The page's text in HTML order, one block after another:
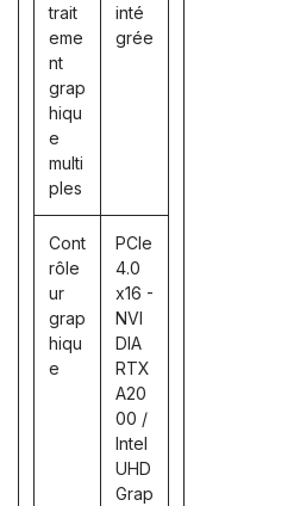
trait
eme
nt
grap
hiqu
e
multi
ples
inté
grée
Cont
rôle
ur
grap
hiqu
e
PCIe
4.0
x16 -
NVI
DIA
RTX
A20
00 /
Intel
UHD
Grap